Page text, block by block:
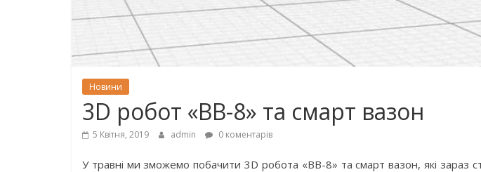
Новини
3D робот «BB-8» та смарт вазон
5 Квітня, 2019 admin 0 коментарів
У травні ми зможемо побачити 3D робота «BB-8» та смарт вазон, які зараз